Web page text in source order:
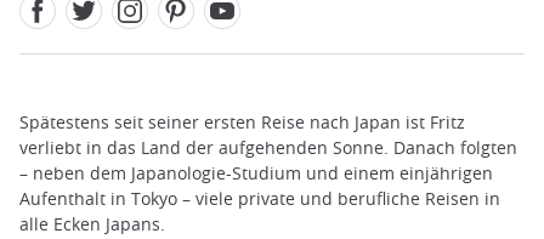
Spätestens seit seiner ersten Reise nach Japan ist Fritz
verliebt in das Land der aufgehenden Sonne. Danach folgten
– neben dem Japanologie-Studium und einem einjährigen
Aufenthalt in Tokyo – viele private und berufliche Reisen in
alle Ecken Japans.
Schließen
Add
mask
focusable
element
for